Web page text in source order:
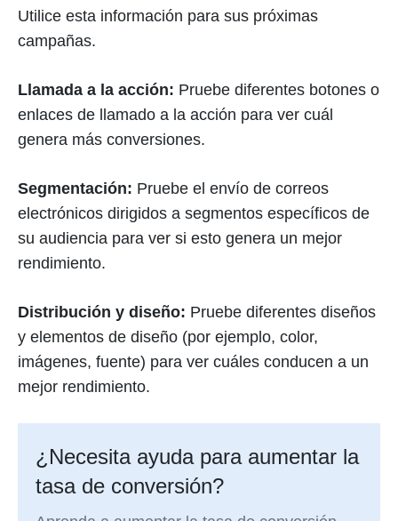
Utilice esta información para sus próximas
campañas.
Llamada a la acción: Pruebe diferentes botones o
enlaces de llamado a la acción para ver cuál
genera más conversiones.
Segmentación: Pruebe el envío de correos
electrónicos dirigidos a segmentos específicos de
su audiencia para ver si esto genera un mejor
rendimiento.
Distribución y diseño: Pruebe diferentes diseños
y elementos de diseño (por ejemplo, color,
imágenes, fuente) para ver cuáles conducen a un
mejor rendimiento.
¿Necesita ayuda para aumentar la
tasa de conversión?